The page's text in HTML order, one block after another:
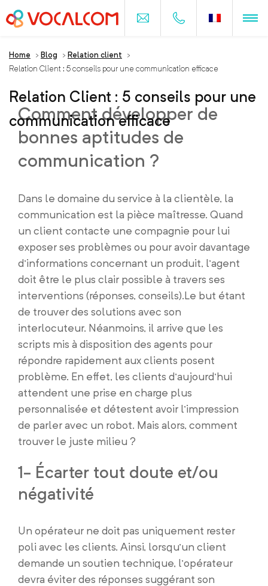
Home > Blog > Relation client
>
Relation Client : 5 conseils pour une communication efficace
Relation Client : 5 conseils pour une
communication efficace
Comment développer de
bonnes aptitudes de
communication ?
Dans le domaine du service à la clientèle, la
communication est la pièce maîtresse. Quand
un client contacte une compagnie pour lui
exposer ses problèmes ou pour avoir davantage
d’informations concernant un produit, l’agent
doit être le plus clair possible à travers ses
interventions (réponses, conseils).Le but étant
de trouver des solutions avec son
interlocuteur. Néanmoins, il arrive que les
scripts mis à disposition des agents pour
répondre rapidement aux clients posent
problème. En effet, les clients d’aujourd’hui
attendent une prise en charge plus
personnalisée et détestent avoir l’impression
de parler avec un robot. Mais alors, comment
trouver le juste milieu ?
1- Écarter tout doute et/ou
négativité
Un opérateur ne doit pas uniquement rester
poli avec les clients. Ainsi, lorsqu’un client
demande un soutien technique, l’opérateur
devra éviter des réponses suggérant son